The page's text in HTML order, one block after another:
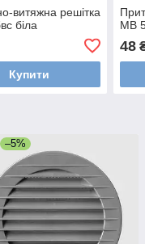
витяжна решітка
біла
Купити
МВ
48
–5%